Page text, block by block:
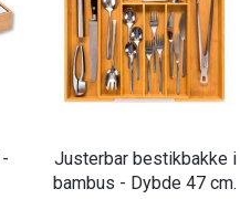
Justerbar bestikbakke i
bambus - Dybde 47 cm.